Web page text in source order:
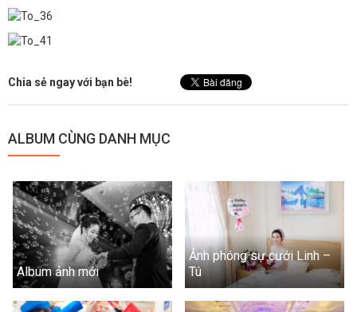
Chia sẻ ngay với bạn bè!
ALBUM CÙNG DANH MỤC
Album ảnh mới
Ảnh phóng sự cưới Linh –
Tú